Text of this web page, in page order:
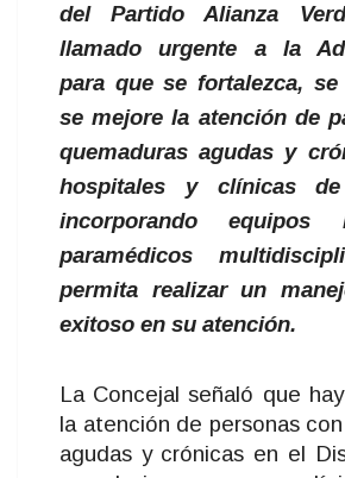
del Partido Alianza
llamado urgente a la
para que se fortalezca,
se mejore la atención de
quemaduras agudas y
hospitales y clínicas
incorporando equipos
paramédicos
permita realizar un
exitoso en su atención.
La Concejal señaló que
la atención de personas
agudas y crónicas en el